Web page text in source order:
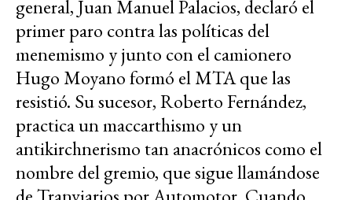
general, Juan Manuel Palacios, declaró el
primer paro contra las políticas del
menemismo y junto con el camionero
Hugo Moyano formó el MTA que las
resistió. Su sucesor, Roberto Fernández,
practica un maccarthismo y un
antikirchnerismo tan anacrónicos como el
nombre del gremio, que sigue llamándose